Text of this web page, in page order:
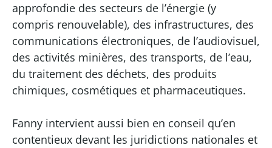
approfondie des secteurs de l’énergie (y
compris renouvelable), des infrastructures, des
communications électroniques, de l’audiovisuel,
des activités minières, des transports, de l’eau,
du traitement des déchets, des produits
chimiques, cosmétiques et pharmaceutiques.
Fanny intervient aussi bien en conseil qu’en
contentieux devant les juridictions nationales et